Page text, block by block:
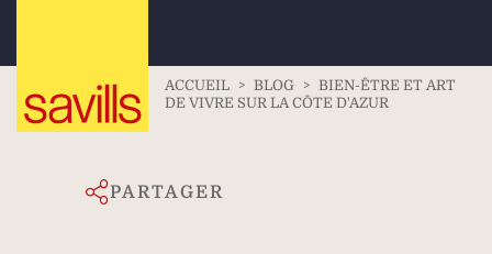
ACCUEIL > BLOG > BIEN-ÊTRE ET ART
DE VIVRE SUR LA CÔTE D'AZUR
PARTAGER